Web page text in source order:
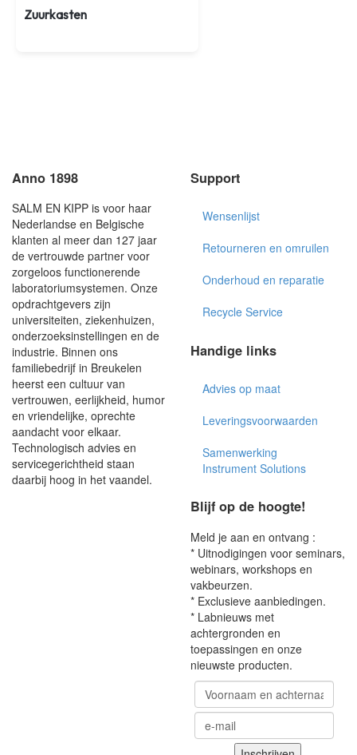
Zuurkasten
Anno 1898
SALM EN KIPP is voor haar
Nederlandse en Belgische
klanten al meer dan 127 jaar
de vertrouwde partner voor
zorgeloos functionerende
laboratoriumsystemen. Onze
opdrachtgevers zijn
universiteiten, ziekenhuizen,
onderzoeksinstellingen en de
industrie. Binnen ons
familiebedrijf in Breukelen
heerst een cultuur van
vertrouwen, eerlijkheid, humor
en vriendelijke, oprechte
aandacht voor elkaar.
Technologisch advies en
servicegerichtheid staan
daarbij hoog in het vaandel.
Support
Wensenlijst
Retourneren en omruilen
Onderhoud en reparatie
Recycle Service
Handige links
Advies op maat
Leveringsvoorwaarden
Samenwerking
Instrument Solutions
Blijf op de hoogte!
Meld je aan en ontvang :
* Uitnodigingen voor seminars,
webinars, workshops en
vakbeurzen.
* Exclusieve aanbiedingen.
* Labnieuws met
achtergronden en
toepassingen en onze
nieuwste producten.